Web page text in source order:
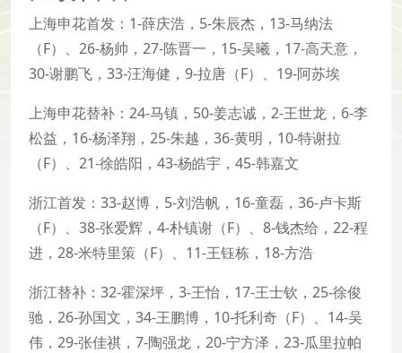
上海申花首发：1-薛庆浩，5-朱辰杰，13-马纳法
（F）、26-杨帅，27-陈晋一，15-吴曦，17-高天意，
30-谢鹏飞，33-汪海健，9-拉唐（F）、19-阿苏埃
上海申花替补：24-马镇，50-姜志诚，2-王世龙，6-李
松益，16-杨泽翔，25-朱越，36-黄明，10-特谢拉
（F）、21-徐皓阳，43-杨皓宇，45-韩嘉文
浙江首发：33-赵博，5-刘浩帆，16-童磊，36-卢卡斯
（F）、38-张爱辉，4-朴镇谢（F）、8-钱杰给，22-程
进，28-米特里策（F）、11-王钰栋，18-方浩
浙江替补：32-霍深坪，3-王怡，17-王士钦，25-徐俊
驰，26-孙国文，34-王鹏博，10-托利奇（F）、14-吴
伟，29-张佳祺，7-陶强龙，20-宁方泽，23-瓜里拉帕